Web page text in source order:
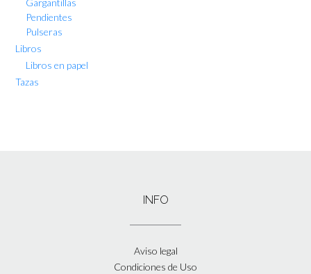
Gargantillas
Pendientes
Pulseras
Libros
Libros en papel
Tazas
INFO
Aviso legal
Condiciones de Uso